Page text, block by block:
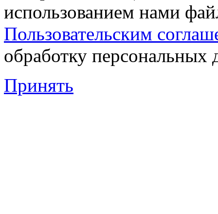
использованием нами
Пользовательским
обработку персональных
Принять